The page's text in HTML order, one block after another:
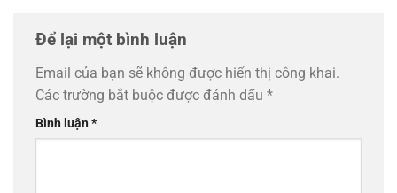
Để lại một bình luận
Email của bạn sẽ không được hiển thị công khai.
Các trường bắt buộc được đánh dấu *
Bình luận*